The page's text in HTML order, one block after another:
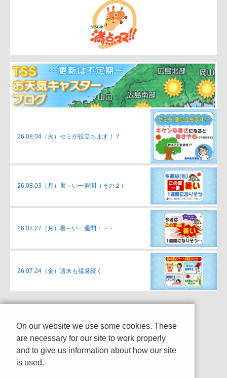
26.08.04（火） セミが役立ちます！？
26.08.03（月） 暑～い一週間（その２）
26.07.27（月） 暑～い一週間・・・
26.07.24（金） 週末も猛暑続く
On our website we use some cookies. These
are necessary for our site to work properly
and to give us information about how our site
is used.